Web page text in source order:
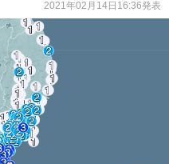
2021年02月14日16:36発表